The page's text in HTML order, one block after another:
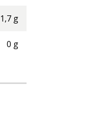
1,7 g
0 g